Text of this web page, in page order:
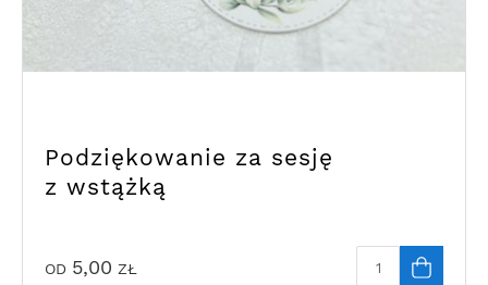
Podziękowanie za sesję
z wstążką
OD 5,00 ZŁ